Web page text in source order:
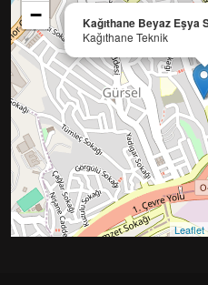
Kağıthane Beyaz Eşya
Kağıthane Teknik
−
Leaflet